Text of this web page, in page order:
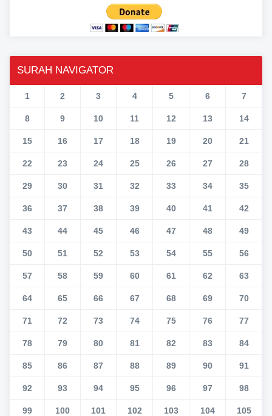
SURAH NAVIGATOR
1 2 3 4 5 6 7
8 9 10 11 12 13 14
15 16 17 18 19 20 21
22 23 24 25 26 27 28
29 30 31 32 33 34 35
36 37 38 39 40 41 42
43 44 45 46 47 48 49
50 51 52 53 54 55 56
57 58 59 60 61 62 63
64 65 66 67 68 69 70
71 72 73 74 75 76 77
78 79 80 81 82 83 84
85 86 87 88 89 90 91
92 93 94 95 96 97 98
99 100 101 102 103 104 105